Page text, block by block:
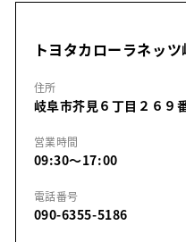
トヨタカローラネッ
住所
岐阜市芥見６丁目２６９
営業時間
09:30～17:00
電話番号
090-6355-5186